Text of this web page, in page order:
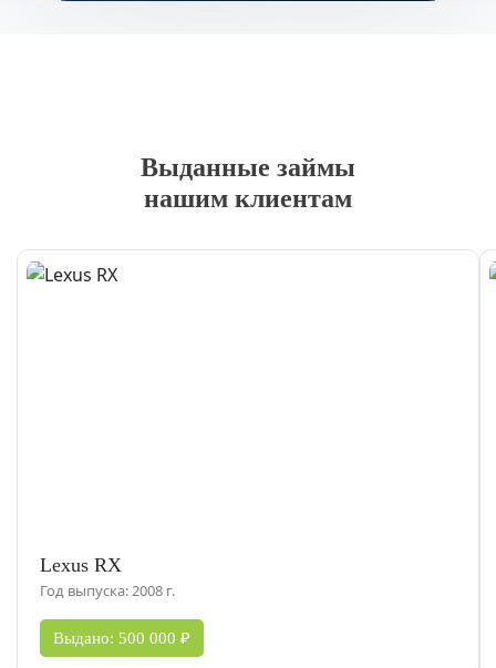
Выданные займы
нашим клиентам
Lexus RX
Год выпуска: 2008 г.
Выдано: 500 000 ₽